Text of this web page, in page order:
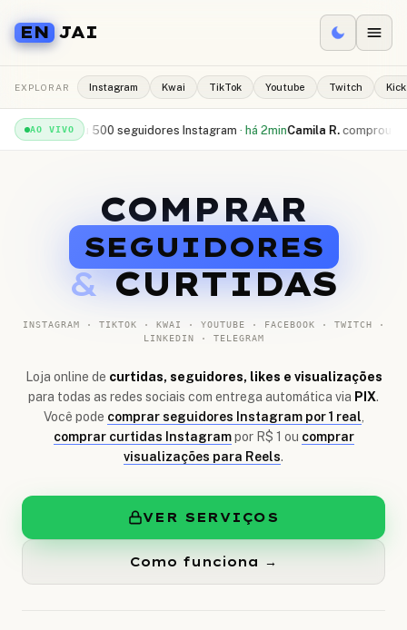
EN JAI
EXPLORAR Instagram Kwai TikTok Youtube Twitch Kick
AO VIVO
500 seguidores Instagram ·há 2min Camila R. comprou 10.000
COMPRAR
SEGUIDORES
& CURTIDAS
INSTAGRAM · TIKTOK · KWAI · YOUTUBE · FACEBOOK · TWITCH ·
LINKEDIN · TELEGRAM
Loja online de curtidas, seguidores, likes e visualizações
para todas as redes sociais com entrega automática via PIX.
Você pode comprar seguidores Instagram por 1 real
comprar curtidas Instagram por R$ 1 ou comprar
visualizações para Reels.
VER SERVIÇOS
Como funciona →